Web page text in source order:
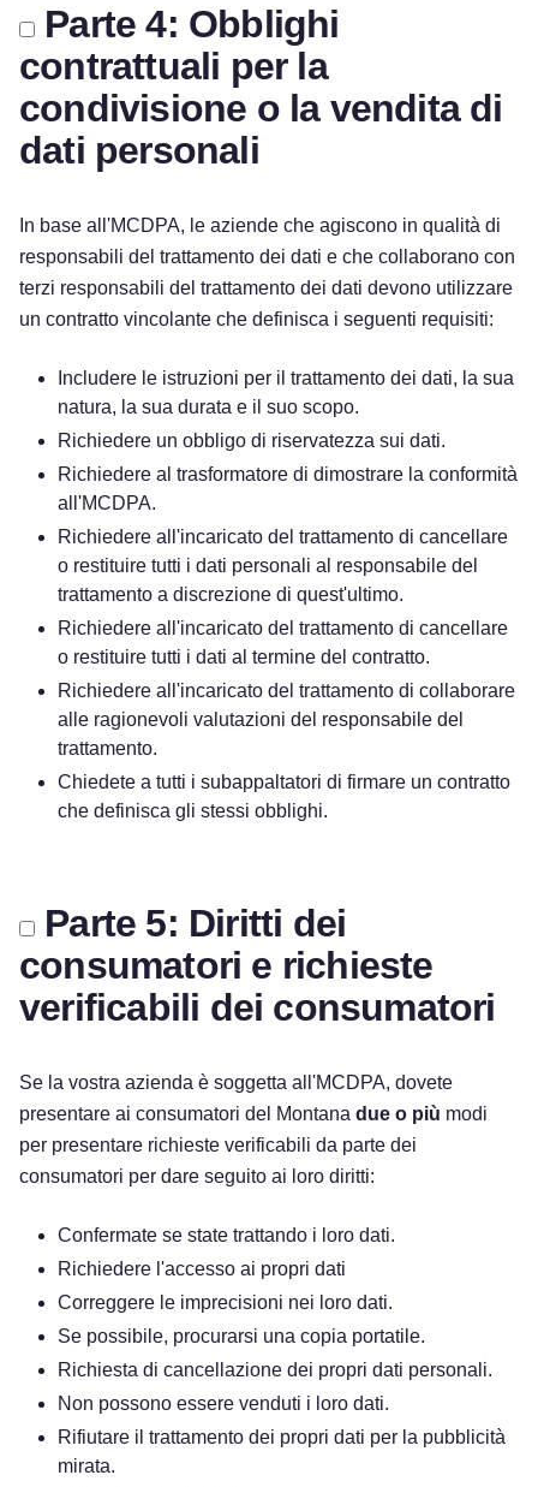
Parte 4: Obblighi
contrattuali per la
condivisione o la vendita di
dati personali
In base all'MCDPA, le aziende che agiscono in qualità di
responsabili del trattamento dei dati e che collaborano con
terzi responsabili del trattamento dei dati devono utilizzare
un contratto vincolante che definisca i seguenti requisiti:
Includere le istruzioni per il trattamento dei dati, la sua
natura, la sua durata e il suo scopo.
Richiedere un obbligo di riservatezza sui dati.
Richiedere al trasformatore di dimostrare la conformità
all'MCDPA.
Richiedere all'incaricato del trattamento di cancellare
o restituire tutti i dati personali al responsabile del
trattamento a discrezione di quest'ultimo.
Richiedere all'incaricato del trattamento di cancellare
o restituire tutti i dati al termine del contratto.
Richiedere all'incaricato del trattamento di collaborare
alle ragionevoli valutazioni del responsabile del
trattamento.
Chiedete a tutti i subappaltatori di firmare un contratto
che definisca gli stessi obblighi.
Parte 5: Diritti dei
consumatori e richieste
verificabili dei consumatori
Se la vostra azienda è soggetta all'MCDPA, dovete
presentare ai consumatori del Montana due o più modi
per presentare richieste verificabili da parte dei
consumatori per dare seguito ai loro diritti:
Confermate se state trattando i loro dati.
Richiedere l'accesso ai propri dati
Correggere le imprecisioni nei loro dati.
Se possibile, procurarsi una copia portatile.
Richiesta di cancellazione dei propri dati personali.
Non possono essere venduti i loro dati.
Rifiutare il trattamento dei propri dati per la pubblicità
mirata.